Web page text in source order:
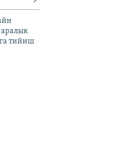
тийиш